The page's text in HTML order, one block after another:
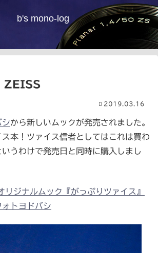
b's mono-log
ZEISS
2019.03.16
シから新しいムックが発売されました。
本！ツァイス信者としてはこれは買わ
うわけで発売日と同時に購入しまし
リジナルムック『がっぷりツァイス』
トヨドバシ